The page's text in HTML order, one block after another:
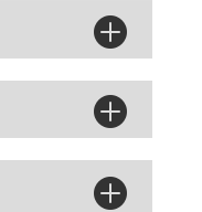


